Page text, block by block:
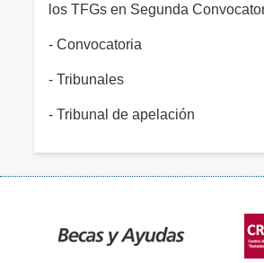
los TFGs en Segunda
- Convocatoria
- Tribunales
- Tribunal de apelación